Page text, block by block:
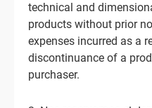
technical and
products without prior
expenses incurred as a
discontinuance of a
purchaser.